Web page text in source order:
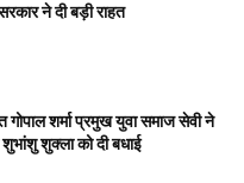
ने दी बड़ी राहत
गोपाल शर्मा प्रमुख युवा समाज सेवी ने
शुभांशु शुक्ला को दी बधाई